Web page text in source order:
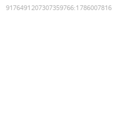
9176491207307359766:1786007816